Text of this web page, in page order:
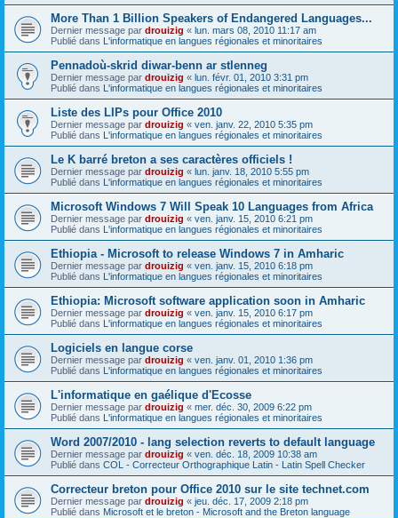
More Than 1 Billion Speakers of Endangered Languages...
Dernier message par drouizig « lun. mars 08, 2010 11:17 am
Publié dans L'informatique en langues régionales et minoritaires
Pennadoù-skrid diwar-benn ar stlenneg
Dernier message par drouizig « lun. févr. 01, 2010 3:31 pm
Publié dans L'informatique en langues régionales et minoritaires
Liste des LIPs pour Office 2010
Dernier message par drouizig « ven. janv. 22, 2010 5:35 pm
Publié dans L'informatique en langues régionales et minoritaires
Le K barré breton a ses caractères officiels !
Dernier message par drouizig « lun. janv. 18, 2010 5:55 pm
Publié dans L'informatique en langues régionales et minoritaires
Microsoft Windows 7 Will Speak 10 Languages from Africa
Dernier message par drouizig « ven. janv. 15, 2010 6:21 pm
Publié dans L'informatique en langues régionales et minoritaires
Ethiopia - Microsoft to release Windows 7 in Amharic
Dernier message par drouizig « ven. janv. 15, 2010 6:18 pm
Publié dans L'informatique en langues régionales et minoritaires
Ethiopia: Microsoft software application soon in Amharic
Dernier message par drouizig « ven. janv. 15, 2010 6:17 pm
Publié dans L'informatique en langues régionales et minoritaires
Logiciels en langue corse
Dernier message par drouizig « ven. janv. 01, 2010 1:36 pm
Publié dans L'informatique en langues régionales et minoritaires
L'informatique en gaélique d'Ecosse
Dernier message par drouizig « mer. déc. 30, 2009 6:22 pm
Publié dans L'informatique en langues régionales et minoritaires
Word 2007/2010 - lang selection reverts to default language
Dernier message par drouizig « ven. déc. 18, 2009 10:38 am
Publié dans COL - Correcteur Orthographique Latin - Latin Spell Checker
Correcteur breton pour Office 2010 sur le site technet.com
Dernier message par drouizig « jeu. déc. 17, 2009 2:18 pm
Publié dans Microsoft et le breton - Microsoft and the Breton language